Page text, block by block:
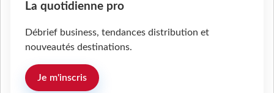
La quotidienne pro
Débrief business, tendances distribution et
nouveautés destinations.
Je m'inscris